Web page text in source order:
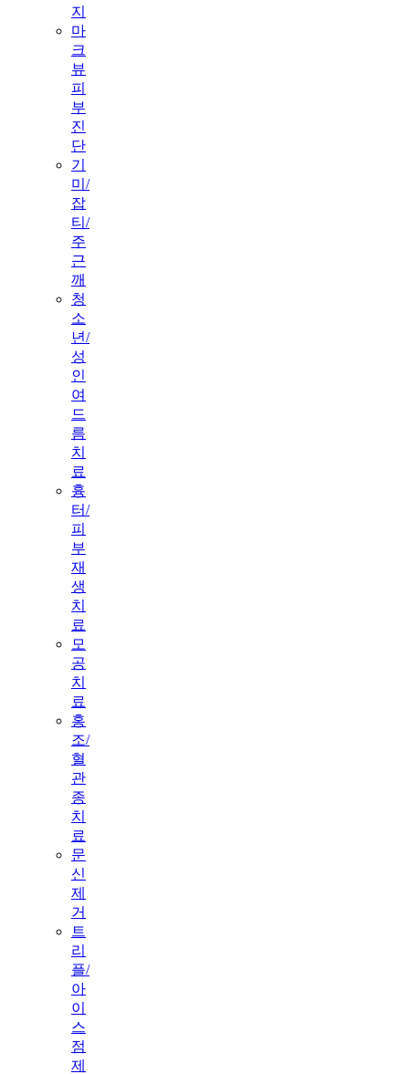
지
마
크
뷰
피
부
진
단
기
미/
잡
티/
주
근
깨
청
소
년/
성
인
여
드
름
치
료
흉
터/
피
부
재
생
치
료
모
공
치
료
홍
조/
혈
관
종
치
료
문
신
제
거
트
리
플/
아
이
스
점
제